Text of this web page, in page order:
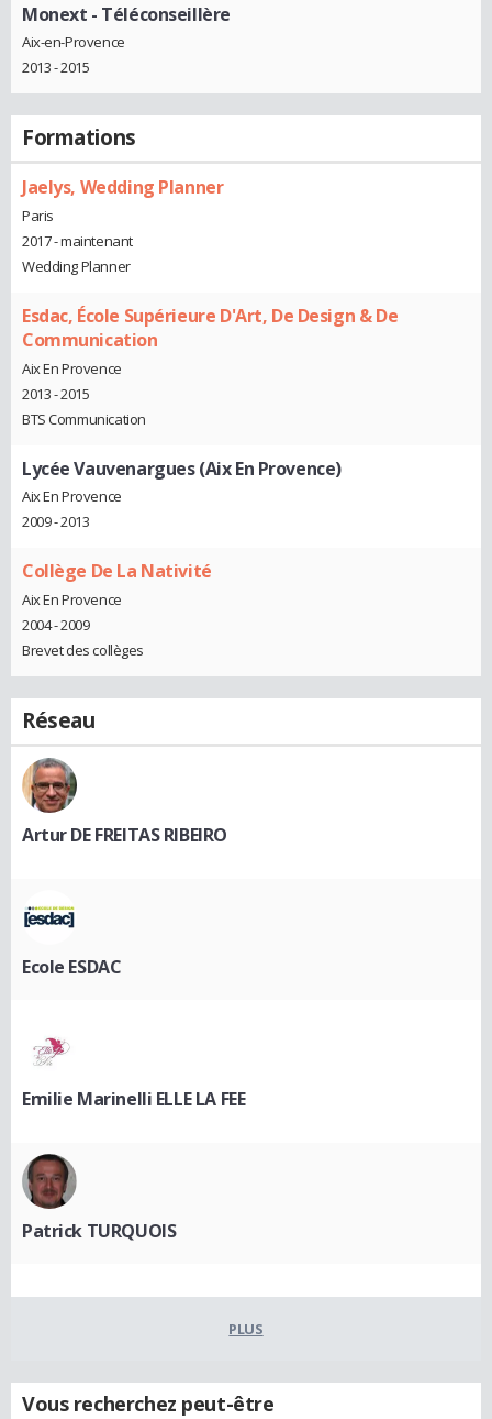
Monext - Téléconseillère
Aix-en-Provence
2013 - 2015
Formations
Jaelys, Wedding Planner
Paris
2017 - maintenant
Wedding Planner
Esdac, École Supérieure D'Art, De Design & De
Communication
Aix En Provence
2013 - 2015
BTS Communication
Lycée Vauvenargues (Aix En Provence)
Aix En Provence
2009 - 2013
Collège De La Nativité
Aix En Provence
2004 - 2009
Brevet des collèges
Réseau
Artur DE FREITAS RIBEIRO
Ecole ESDAC
Emilie Marinelli ELLE LA FEE
Patrick TURQUOIS
PLUS
Vous recherchez peut-être